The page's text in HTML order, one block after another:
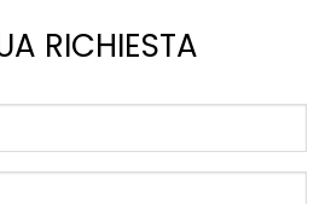
RICHIESTA